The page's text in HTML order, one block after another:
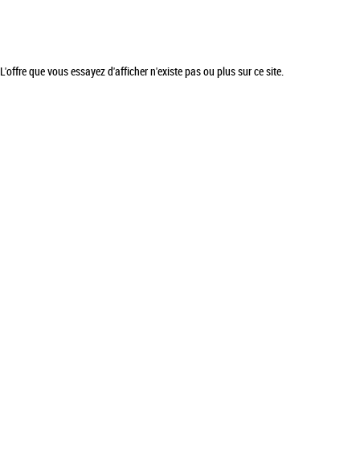
L'offre que vous essayez d'afficher n'existe pas ou plus sur ce site.